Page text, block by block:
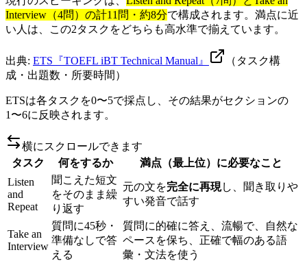
Interview（4問）の計11問・約8分で構成されます。満点に近
い人は、この2タスクをどちらも高水準で揃えています。
出典: ETS『TOEFL iBT Technical Manual』
（タスク構
成・出題数・所要時間）
ETSは各タスクを0〜5で採点し、その結果がセクションの
1〜6に反映されます。
横にスクロールできます
タスク
何をするか
満点（最上位）に必要なこと
Listen
and
Repeat
聞こえた短文
をそのまま繰
り返す
元の文を完全に再現し、聞き取りや
すい発音で話す
Take an
Interview
質問に45秒・
準備なしで答
える
質問に的確に答え、流暢で、自然な
ペースを保ち、正確で幅のある語
彙・文法を使う